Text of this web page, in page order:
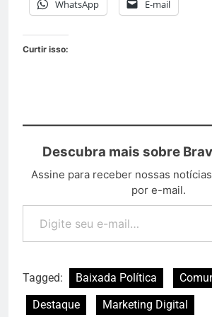
WhatsApp E-mail
Curtir isso:
Descubra mais sobre
Assine para receber nossas
por e-mail.
Tagged: Baixada Política
Destaque
Marketing Digital